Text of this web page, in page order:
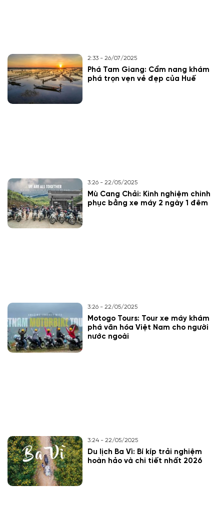
2:33 - 26/07/2025
Phá Tam Giang: Cẩm nang khám
phá trọn vẹn vẻ đẹp của Huế
3:26 - 22/05/2025
Mù Cang Chải: Kinh nghiệm chinh
phục bằng xe máy 2 ngày 1 đêm
3:26 - 22/05/2025
Motogo Tours: Tour xe máy khám
phá văn hóa Việt Nam cho người
nước ngoài
3:24 - 22/05/2025
Du lịch Ba Vì: Bí kíp trải nghiệm
hoàn hảo và chi tiết nhất 2026